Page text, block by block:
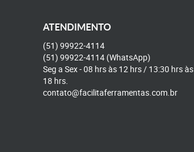
ATENDIMENTO
(51) 99922-4114
(51) 99922-4114 (WhatsApp)
Seg a Sex - 08 hrs às 12 hrs / 13:30 hrs às
18 hrs.
contato@facilitaferramentas.com.br